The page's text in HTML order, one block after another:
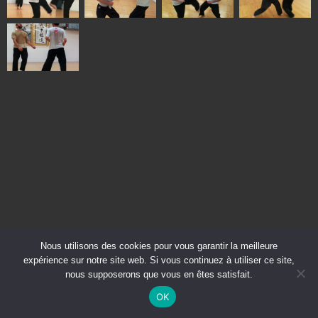
Nous utilisons des cookies pour vous garantir la meilleure
expérience sur notre site web. Si vous continuez à utiliser ce site,
nous supposerons que vous en êtes satisfait.
OK